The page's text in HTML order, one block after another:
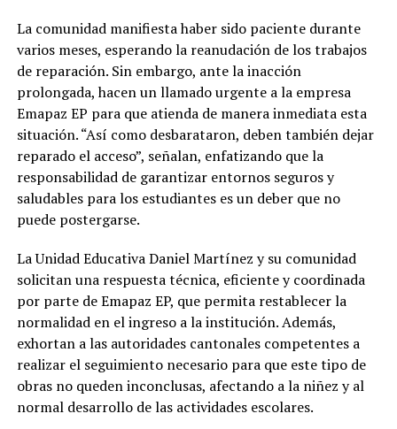
La comunidad manifiesta haber sido paciente durante
varios meses, esperando la reanudación de los trabajos
de reparación. Sin embargo, ante la inacción
prolongada, hacen un llamado urgente a la empresa
Emapaz EP para que atienda de manera inmediata esta
situación. “Así como desbarataron, deben también dejar
reparado el acceso”, señalan, enfatizando que la
responsabilidad de garantizar entornos seguros y
saludables para los estudiantes es un deber que no
puede postergarse.
La Unidad Educativa Daniel Martínez y su comunidad
solicitan una respuesta técnica, eficiente y coordinada
por parte de Emapaz EP, que permita restablecer la
normalidad en el ingreso a la institución. Además,
exhortan a las autoridades cantonales competentes a
realizar el seguimiento necesario para que este tipo de
obras no queden inconclusas, afectando a la niñez y al
normal desarrollo de las actividades escolares.